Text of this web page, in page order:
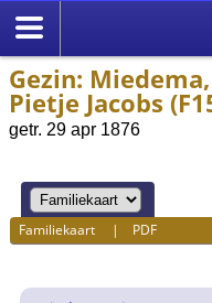
Gezin:
Pietje Jacobs
getr. 29 apr 1876
Familiekaart | PDF